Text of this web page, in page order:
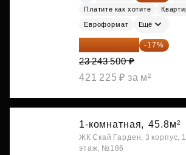
Платите как хотите
Евроформат Ещё
19 292 105 ₽ -17%
23 243 500 ₽
421 225 ₽ за м²
1-комнатная, 45.8м²
ЖК Скай Гарден, 3 корпус,
этаж, №186